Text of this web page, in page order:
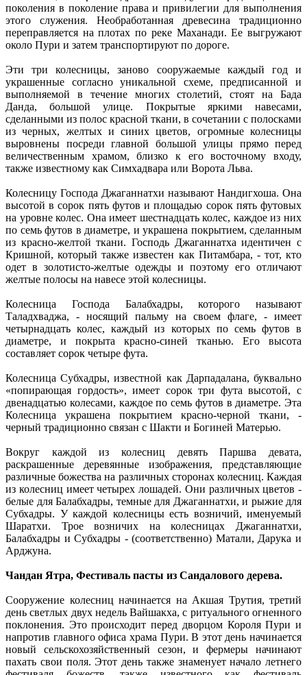
поколения в поколение права и привилегии для выполнения
этого служения. Необработанная древесина традиционно
переправляется на плотах по реке Маханади. Ее выгружают
около Пури и затем транспортируют по дороге.
Эти три колесницы, заново сооружаемые каждый год и
украшенные согласно уникальной схеме, предписанной и
выполняемой в течение многих столетий, стоят на Бада
Данда, большой улице. Покрытые яркими навесами,
сделанными из полос красной ткани, в сочетании с полосками
из черных, желтых и синих цветов, огромные колесницы
выровнены посреди главной большой улицы прямо перед
величественным храмом, близко к его восточному входу,
также известному как Симхадвара или Ворота Льва.
Колесницу Господа Джаганнатхи называют Нандигхоша. Она
высотой в сорок пять футов и площадью сорок пять футовых
на уровне колес. Она имеет шестнадцать колес, каждое из них
по семь футов в диаметре, и украшена покрытием, сделанным
из красно-желтой ткани. Господь Джаганнатха идентичен с
Кришной, который также известен как Питамбара, - тот, кто
одет в золотисто-желтые одежды и поэтому его отличают
желтые полосы на навесе этой колесницы.
Колесница Господа Балабхадры, которого называют
Таладхваджа, - носящий пальму на своем флаге, - имеет
четырнадцать колес, каждый из которых по семь футов в
диаметре, и покрыта красно-синей тканью. Его высота
составляет сорок четыре фута.
Колесница Субхадры, известной как Дарпадалана, буквально
«попирающая гордость», имеет сорок три фута высотой, с
двенадцатью колесами, каждое по семь футов в диаметре. Эта
Колесница украшена покрытием красно-черной ткани, -
черный традиционно связан с Шакти и Богиней Матерью.
Вокруг каждой из колесниц девять Паршва девата,
раскрашенные деревянные изображения, представляющие
различные божества на различных сторонах колесниц. Каждая
из колесниц имеет четырех лошадей. Они различных цветов -
белые для Балабхадры, темные для Джаганнатхи, и рыжие для
Субхадры. У каждой колесницы есть возничий, именуемый
Шаратхи. Трое возничих на колесницах Джаганнатхи,
Балабхадры и Субхадры - (соответственно) Матали, Дарука и
Арджуна.
Чандан Ятра, Фестиваль пасты из Сандалового дерева.
Сооружение колесниц начинается на Акшая Трутия, третий
день светлых двух недель Вайшакха, с ритуального огненного
поклонения. Это происходит перед дворцом Короля Пури и
напротив главного офиса храма Пури. В этот день начинается
новый сельскохозяйственный сезон, и фермеры начинают
пахать свои поля. Этот день также знаменует начало летнего